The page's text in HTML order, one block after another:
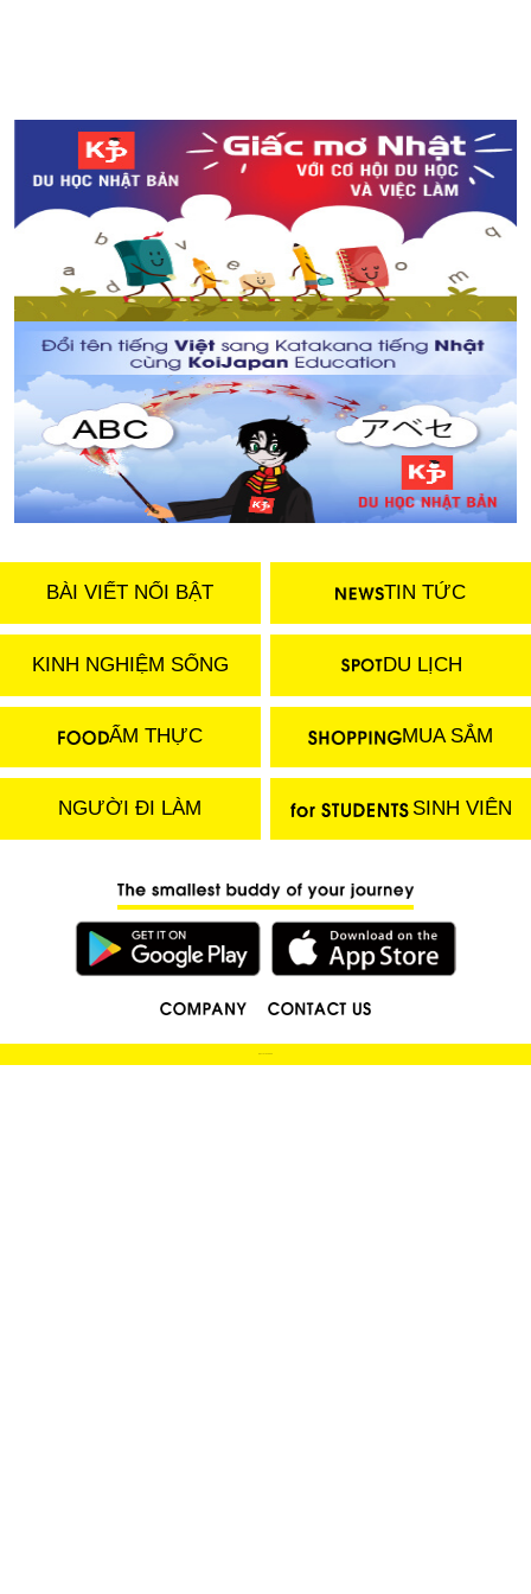
BÀI VIẾT NỔI BẬT TIN TỨC
KINH NGHIỆM SỐNG DU LỊCH
ẨM THỰC MUA SẮM
NGƯỜI ĐI LÀM SINH VIÊN